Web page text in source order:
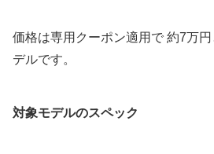
価格は専用クーポン適用で 約7万
デルです。
対象モデルのスペック